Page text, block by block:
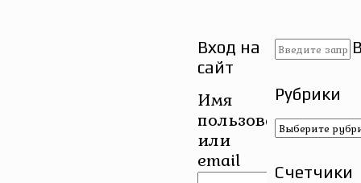
Вход на
сайт
Имя
пользователя
или
email
Рубрики
Рубрики
Счетчики